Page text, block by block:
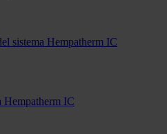
sistema Hempatherm IC
IC